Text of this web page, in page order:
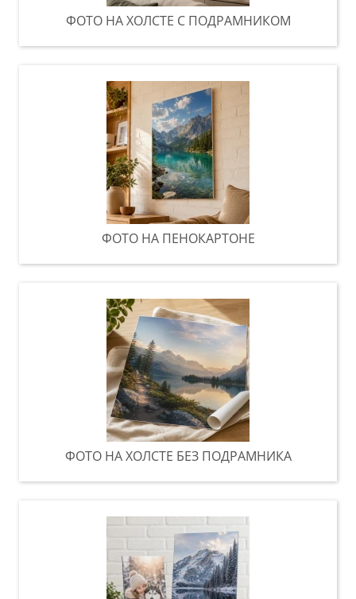
ФОТО НА ХОЛСТЕ С ПОДРАМНИКОМ
ФОТО НА ПЕНОКАРТОНЕ
ФОТО НА ХОЛСТЕ БЕЗ ПОДРАМНИКА